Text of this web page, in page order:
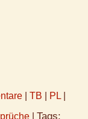
TB PL
Tags: